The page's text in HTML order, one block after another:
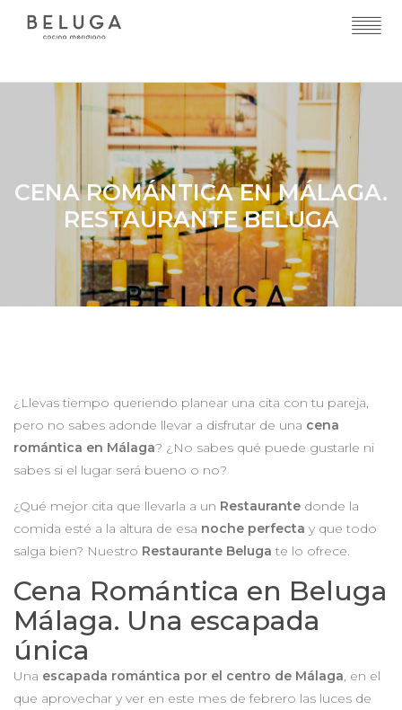
CENA ROMÁNTICA EN MÁLAGA.
RESTAURANTE BELUGA
¿Llevas tiempo queriendo planear una cita con tu pareja,
pero no sabes adonde llevar a disfrutar de una cena
romántica en Málaga? ¿No sabes qué puede gustarle ni
sabes si el lugar será bueno o no?
¿Qué mejor cita que llevarla a un Restaurante donde la
comida esté a la altura de esa noche perfecta y que todo
salga bien? Nuestro Restaurante Beluga te lo ofrece.
Cena Romántica en Beluga
Málaga. Una escapada
única
Una escapada romántica por el centro de Málaga, en el
que aprovechar y ver en este mes de febrero las luces de